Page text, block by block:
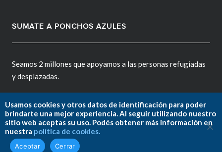
SUMATE A PONCHOS AZULES
Seamos 2 millones que apoyamos a las personas refugiadas
y desplazadas.
Fundación ACNUR Argentina.
Copyright © 2026. All rights reserved.
Usamos cookies y otros datos de identificación para poder
brindarte una mejor experiencia. Al seguir utilizando nuestro
sitio web aceptas su uso. Podés obtener más información en
nuestra política de cookies.
Aceptar Cerrar